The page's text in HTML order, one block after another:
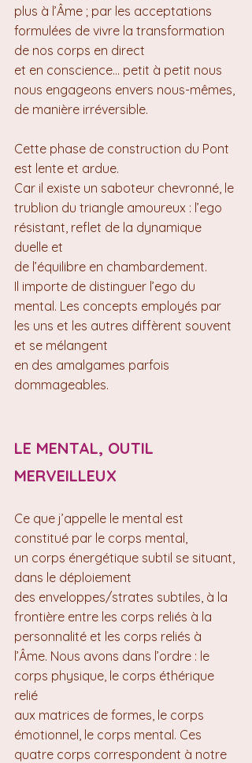
plus à l’Âme ; par les acceptations
formulées de vivre la transformation
de nos corps en direct
et en conscience… petit à petit nous
nous engageons envers nous-mêmes,
de manière irréversible.
Cette phase de construction du Pont
est lente et ardue.
Car il existe un saboteur chevronné, le
trublion du triangle amoureux : l’ego
résistant, reflet de la dynamique
duelle et
de l’équilibre en chambardement.
Il importe de distinguer l’ego du
mental. Les concepts employés par
les uns et les autres diffèrent souvent
et se mélangent
en des amalgames parfois
dommageables.
LE MENTAL, OUTIL
MERVEILLEUX
Ce que j’appelle le mental est
constitué par le corps mental,
un corps énergétique subtil se situant,
dans le déploiement
des enveloppes/strates subtiles, à la
frontière entre les corps reliés à la
personnalité et les corps reliés à
l’Âme. Nous avons dans l’ordre : le
corps physique, le corps éthérique
relié
aux matrices de formes, le corps
émotionnel, le corps mental. Ces
quatre corps correspondent à notre